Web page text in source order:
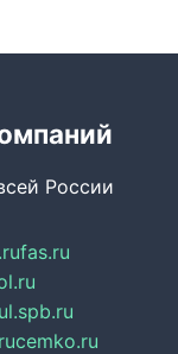
России
fas.ru
cemko.ru